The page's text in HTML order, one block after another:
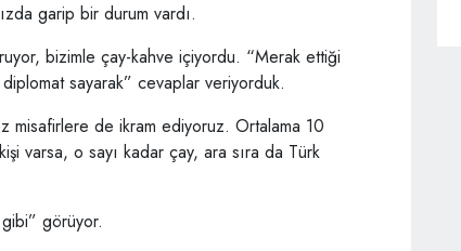
garip bir durum vardı.
bizimle çay-kahve içiyordu. “Merak ettiği
sayarak” cevaplar veriyorduk.
misafirlere de ikram ediyoruz. Ortalama 10
varsa, o sayı kadar çay, ara sıra da Türk
görüyor.